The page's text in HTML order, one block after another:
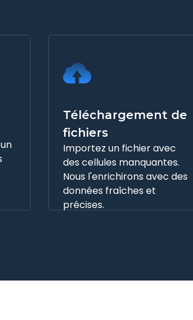
Téléchargement de
fichiers
Importez un fichier avec
des cellules manquantes.
Nous l'enrichirons avec des
données fraîches et
précises.